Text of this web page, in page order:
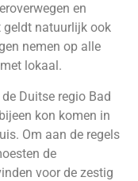
en
geldt natuurlijk ook
nemen op alle
lokaal.
Duitse regio Bad
kon komen in
Om aan de regels
de
voor de zestig